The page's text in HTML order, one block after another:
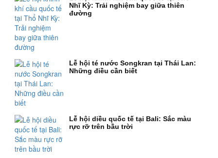
Nhĩ Kỳ: Trải nghiệm bay giữa thiên
đường
Lễ hội té nước Songkran tại Thái Lan:
Những điều cần biết
Lễ hội diều quốc tế tại Bali: Sắc màu
rực rỡ trên bầu trời